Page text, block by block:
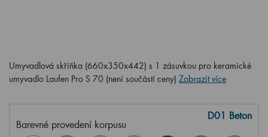
Umyvadlová skříňka (660x350x442) s 1 zásuvkou pro keramické
umyvadlo Laufen Pro S 70 (není součástí ceny) Zobrazit více
Barevné provedení korpusu
D01 Beton